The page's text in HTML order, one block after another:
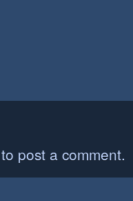
to post a comment.